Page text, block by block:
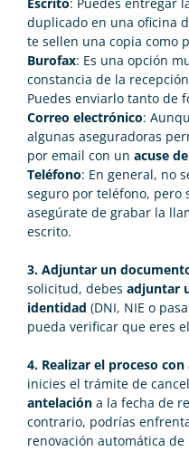
duplicado en una oficina
te sellen una copia como
Burofax: Es una opción
constancia de la
Puedes enviarlo tanto de
Correo electrónico:
algunas aseguradoras
por email con un acuse
Teléfono: En general, no
seguro por teléfono, pero
asegúrate de grabar la
escrito.
3. Adjuntar un
solicitud, debes adjuntar
identidad (DNI, NIE o
pueda verificar que eres
4. Realizar el proceso
inicies el trámite de
antelación a la fecha de
contrario, podrías
renovación automática de